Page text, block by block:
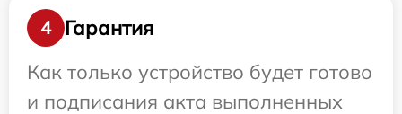
4
Гарантия
Как только устройство будет готово
и подписания акта выполненных